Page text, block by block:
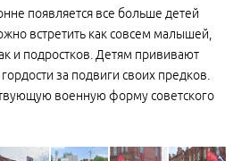
появляется все больше детей
встретить как совсем малышей,
и подростков. Детям прививают
за подвиги своих предков.
военную форму советского